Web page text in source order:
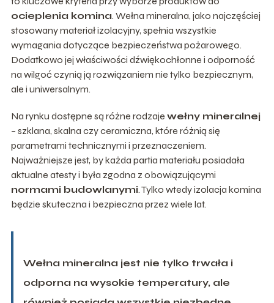
ocieplenia komina. Wełna mineralna, jako najczęściej
stosowany materiał izolacyjny, spełnia wszystkie
wymagania dotyczące bezpieczeństwa pożarowego.
Dodatkowo jej właściwości dźwiękochłonne i odporność
na wilgoć czynią ją rozwiązaniem nie tylko bezpiecznym,
ale i uniwersalnym.
Na rynku dostępne są różne rodzaje wełny mineralnej
– szklana, skalna czy ceramiczna, które różnią się
parametrami technicznymi i przeznaczeniem.
Najważniejsze jest, by każda partia materiału posiadała
aktualne atesty i była zgodna z obowiązującymi
normami budowlanymi. Tylko wtedy izolacja komina
będzie skuteczna i bezpieczna przez wiele lat.
Wełna mineralna jest nie tylko trwała i
odporna na wysokie temperatury, ale